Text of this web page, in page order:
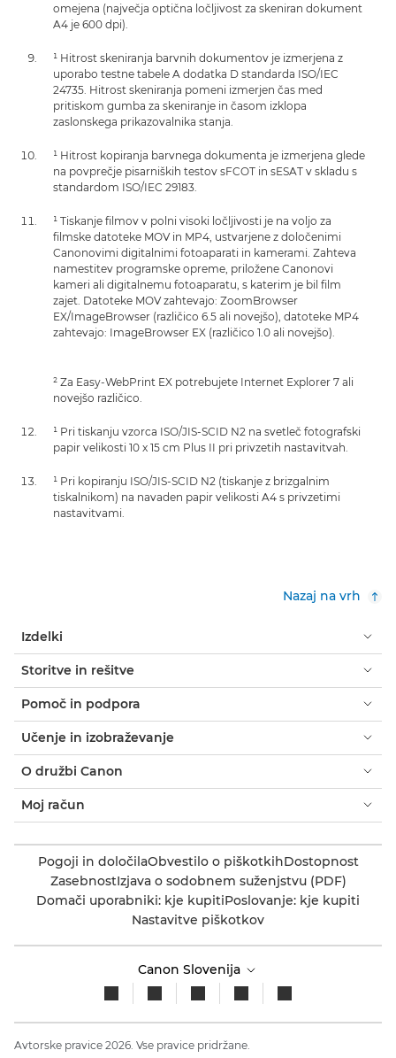
omejena (največja optična ločljivost za skeniran dokument
A4 je 600 dpi).
¹ Hitrost skeniranja barvnih dokumentov je izmerjena z
uporabo testne tabele A dodatka D standarda ISO/IEC
24735. Hitrost skeniranja pomeni izmerjen čas med
pritiskom gumba za skeniranje in časom izklopa
zaslonskega prikazovalnika stanja.
¹ Hitrost kopiranja barvnega dokumenta je izmerjena glede
na povprečje pisarniških testov sFCOT in sESAT v skladu s
standardom ISO/IEC 29183.
¹ Tiskanje filmov v polni visoki ločljivosti je na voljo za
filmske datoteke MOV in MP4, ustvarjene z določenimi
Canonovimi digitalnimi fotoaparati in kamerami. Zahteva
namestitev programske opreme, priložene Canonovi
kameri ali digitalnemu fotoaparatu, s katerim je bil film
zajet. Datoteke MOV zahtevajo: ZoomBrowser
EX/ImageBrowser (različico 6.5 ali novejšo), datoteke MP4
zahtevajo: ImageBrowser EX (različico 1.0 ali novejšo).
² Za Easy-WebPrint EX potrebujete Internet Explorer 7 ali
novejšo različico.
¹ Pri tiskanju vzorca ISO/JIS-SCID N2 na svetleč fotografski
papir velikosti 10 x 15 cm Plus II pri privzetih nastavitvah.
¹ Pri kopiranju ISO/JIS-SCID N2 (tiskanje z brizgalnim
tiskalnikom) na navaden papir velikosti A4 s privzetimi
nastavitvami.
Nazaj na vrh
Izdelki
Storitve in rešitve
Pomoč in podpora
Učenje in izobraževanje
O družbi Canon
Moj račun
Pogoji in določilaObvestilo o piškotkihDostopnost
ZasebnostIzjava o sodobnem suženjstvu (PDF)
Domači uporabniki: kje kupitiPoslovanje: kje kupiti
Nastavitve piškotkov
Canon Slovenija
Avtorske pravice 2026. Vse pravice pridržane.